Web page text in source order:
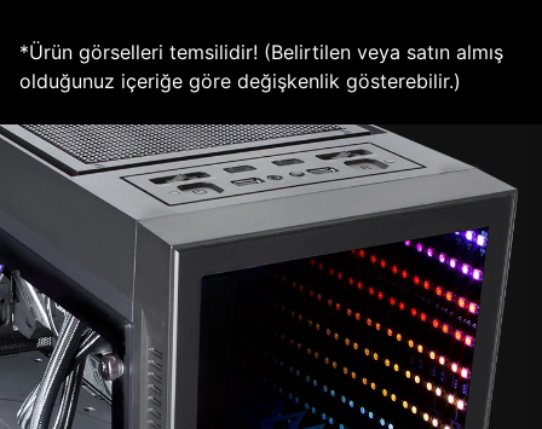
*Ürün görselleri temsilidir! (Belirtilen veya satın almış
olduğunuz içeriğe göre değişkenlik gösterebilir.)